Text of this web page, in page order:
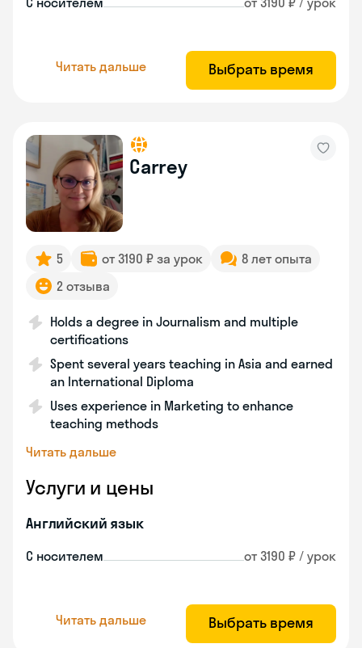
Читать дальше Выбрать время
Carrey
5 от 3190 ₽ за урок
8 лет опыта
2 отзыва
Holds a degree in Journalism and multiple
certifications
Spent several years teaching in Asia and earned
an International Diploma
Uses experience in Marketing to enhance
teaching methods
Читать дальше
Услуги и цены
Английский язык
С носителем от 3190 ₽ / урок
Читать дальше Выбрать время